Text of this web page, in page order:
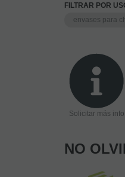
FILTRAR POR
envases para
Solicitar más info
NO